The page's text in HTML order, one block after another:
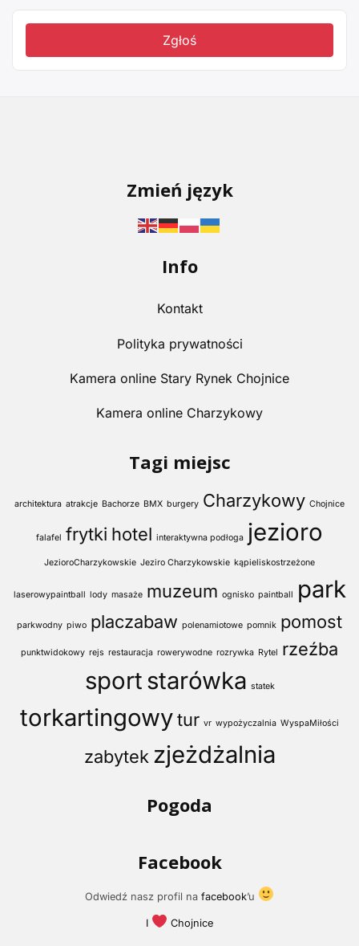
Zgłoś
Zmień język
Info
Kontakt
Polityka prywatności
Kamera online Stary Rynek Chojnice
Kamera online Charzykowy
Tagi miejsc
architektura atrakcje Bachorze BMX burgery Charzykowy Chojnice
falafel frytki hotel interaktywna podłoga jezioro
JezioroCharzykowskie Jeziro Charzykowskie kąpieliskostrzeżone
laserowypaintball lody masaże muzeum ognisko paintball park
parkwodny piwo placzabaw polenamiotowe pomnik pomost
punktwidokowy rejs restauracja rowerywodne rozrywka Rytel rzeźba
sport starówka statek
torkartingowytur vr wypożyczalnia WyspaMiłości
zabytek zjeżdżalnia
Pogoda
Facebook
Odwiedź nasz profil nafacebook’u
I Chojnice